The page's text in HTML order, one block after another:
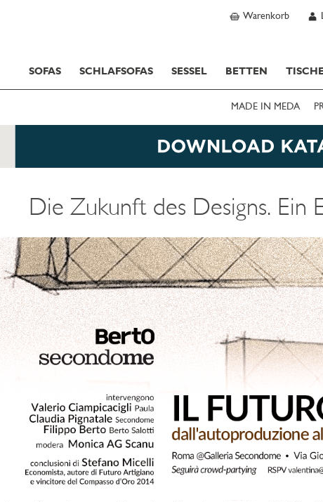
Warenkorb
SOFAS SCHLAFSOFAS SESSEL BETTEN
MADE IN MEDA
Die Zukunft des Designs. Ein